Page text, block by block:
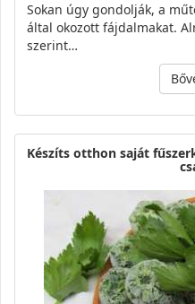
Sokan úgy gondolják, a
által okozott fájdalmakat.
szerint…
Készíts otthon saját